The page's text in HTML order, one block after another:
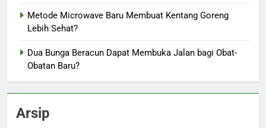
Metode Microwave Baru Membuat Kentang Goreng
Lebih Sehat?
Dua Bunga Beracun Dapat Membuka Jalan bagi Obat-
Obatan Baru?
Arsip